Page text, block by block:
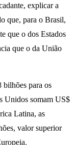
explicar a
que, para o Brasil,
que o dos Estados
que o da União
bilhões para os
Unidos somam US$
Latina, as
valor superior